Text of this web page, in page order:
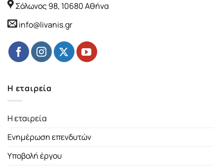
Σόλωνος 98, 10680 Αθήνα
info@livanis.gr
Η εταιρεία
Η εταιρεία
Ενημέρωση επενδυτών
Υποβολή έργου